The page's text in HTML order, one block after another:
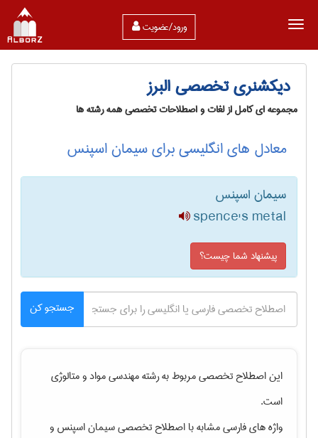
ورود/عضویت
دیکشنری تخصصی البرز
مجموعه ای کامل از لغات و اصطلاحات تخصصی همه رشته ها
معادل های انگلیسی برای سیمان اسپنس
سیمان اسپنس
spence's metal
پیشنهاد شما چیست؟
جستجو کن
این اصطلاح تخصصی مربوط به رشتهمهندسی مواد و متالوژی
است.
واژه های فارسی مشابه با اصطلاح تخصصیسیمان اسپنسو